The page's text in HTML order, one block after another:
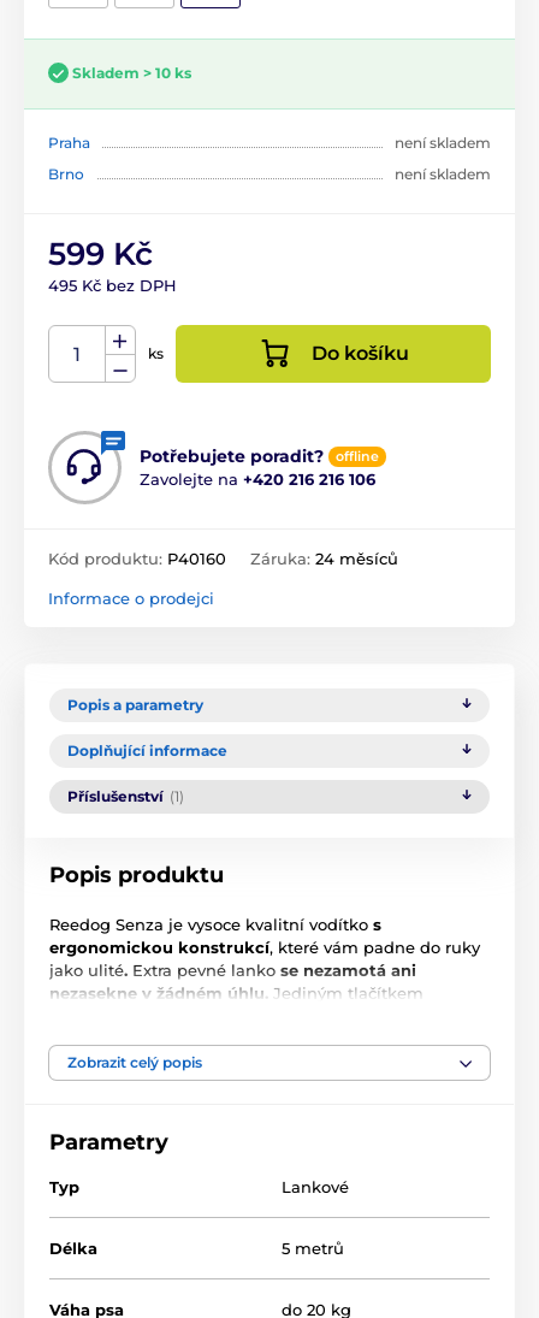
Skladem > 10 ks
Praha
není skladem
Brno
není skladem
599 Kč
495 Kč bez DPH
ks Do košíku
Potřebujete poradit? offline
Zavolejte na +420 216 216 106
Kód produktu: P40160 Záruka: 24 měsíců
Informace o prodejci
Popis a parametry
Doplňující informace
Příslušenství (1)
Popis produktu
Reedog Senza je vysoce kvalitní vodítko s
ergonomickou konstrukcí, které vám padne do ruky
jako ulité. Extra pevné lanko se nezamotá ani
nezasekne v žádném úhlu. Jediným tlačítkem
pohodlné a snadné zacházení
kontrolu. Kdo má psa ví, že rychlá reakce často
vycházce.
Zobrazit celý popis
Parametry
Typ Lankové
Délka 5 metrů
Váha psa do 20 kg